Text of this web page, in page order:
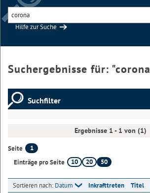
Hilfe zur Suche
Suchergebnisse für: "corona
Suchfilter
Ergebnisse 1 - 1 von (1)
Seite
1
Einträge pro Seite
10 20 50
Sortieren nach: Datum Inkrafttreten Titel